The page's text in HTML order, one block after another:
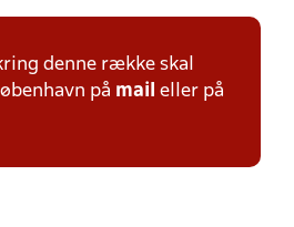
denne række skal
på mail eller på